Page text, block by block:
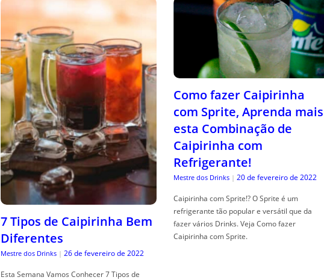
7 Tipos de Caipirinha Bem
Diferentes
Mestre dos Drinks | 26 de fevereiro de 2022
Esta Semana Vamos Conhecer 7 Tipos de
Como fazer Caipirinha
com Sprite, Aprenda mais
esta Combinação de
Caipirinha com
Refrigerante!
Mestre dos Drinks | 20 de fevereiro de 2022
Caipirinha com Sprite!? O Sprite é um
refrigerante tão popular e versátil que da
fazer vários Drinks. Veja Como fazer
Caipirinha com Sprite.